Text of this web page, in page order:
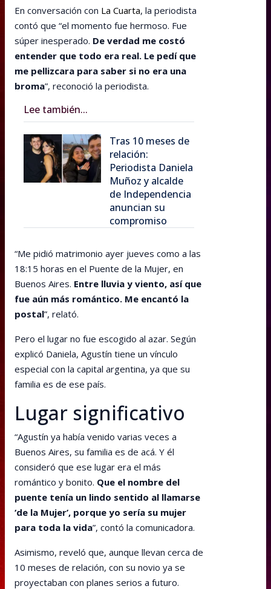
En conversación con La Cuarta, la periodista
contó que “el momento fue hermoso. Fue
súper inesperado. De verdad me costó
entender que todo era real. Le pedí que
me pellizcara para saber si no era una
broma”, reconoció la periodista.
Lee también...
Tras 10 meses de
relación:
Periodista Daniela
Muñoz y alcalde
de Independencia
anuncian su
compromiso
“Me pidió matrimonio ayer jueves como a las
18:15 horas en el Puente de la Mujer, en
Buenos Aires. Entre lluvia y viento, así que
fue aún más romántico. Me encantó la
postal”, relató.
Pero el lugar no fue escogido al azar. Según
explicó Daniela, Agustín tiene un vínculo
especial con la capital argentina, ya que su
familia es de ese país.
Lugar significativo
“Agustín ya había venido varias veces a
Buenos Aires, su familia es de acá. Y él
consideró que ese lugar era el más
romántico y bonito. Que el nombre del
puente tenía un lindo sentido al llamarse
‘de la Mujer’, porque yo sería su mujer
para toda la vida”, contó la comunicadora.
Asimismo, reveló que, aunque llevan cerca de
10 meses de relación, con su novio ya se
proyectaban con planes serios a futuro.